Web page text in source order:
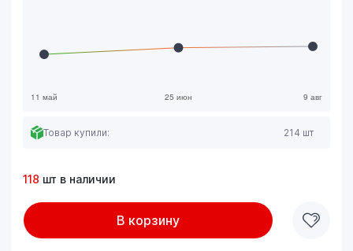
Товар купили: 214 шт
118 шт в наличии
В корзину